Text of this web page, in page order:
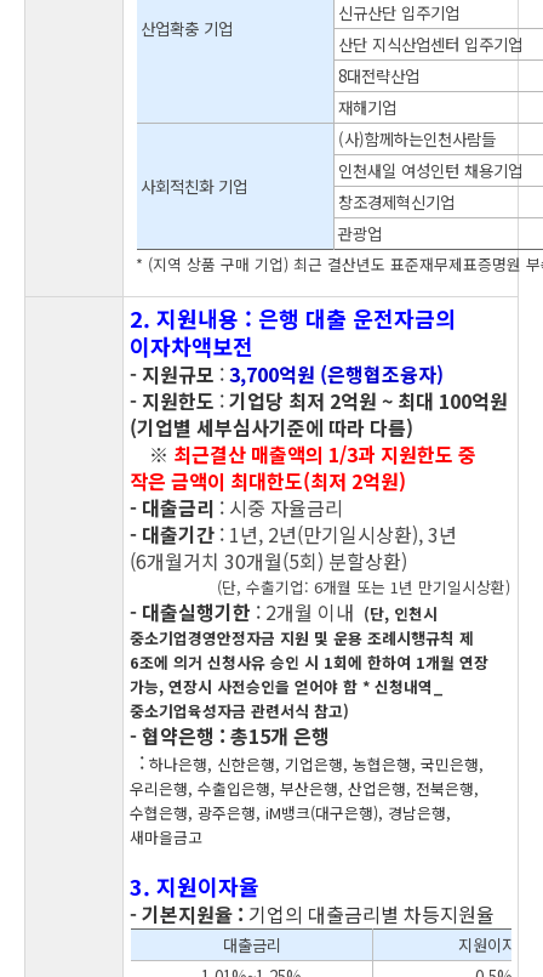
산업확충 기업
신규산단 입주기업
산단 지식산업센터 입주기업
8대전략산업
재해기업
사회적친화 기업
(사)함께하는인천사람들
인천새일 여성인턴 채용기업
창조경제혁신기업
관광업
* (지역 상품 구매 기업) 최근 결산년도 표준재무제표증명원
2. 지원내용 : 은행 대출 운전자금의
이자차액보전
- 지원규모 :3,700억원 (은행협조융자)
- 지원한도 :기업당 최저 2억원 ~ 최대 100억원
(기업별 세부심사기준에 따라 다름)
※ 최근결산 매출액의 1/3과 지원한도 중
작은 금액이 최대한도(최저 2억원)
- 대출금리 : 시중 자율금리
- 대출기간 : 1년, 2년(만기일시상환), 3년
(6개월거치 30개월(5회) 분할상환)
(단, 수출기업: 6개월 또는 1년 만기일시상환)
- 대출실행기한 : 2개월 이내 (단, 인천시
중소기업경영안정자금 지원 및 운용 조례시행규칙 제
6조에 의거 신청사유 승인 시 1회에 한하여 1개월 연장
가능, 연장시 사전승인을 얻어야 함 * 신청내역_
중소기업육성자금 관련서식 참고)
- 협약은행 : 총15개 은행
:하나은행, 신한은행, 기업은행, 농협은행, 국민은행,
우리은행, 수출입은행, 부산은행, 산업은행, 전북은행,
수협은행, 광주은행, iM뱅크(대구은행), 경남은행,
새마을금고
3. 지원이자율
- 기본지원율 : 기업의 대출금리별 차등지원율
대출금리
지원이자율